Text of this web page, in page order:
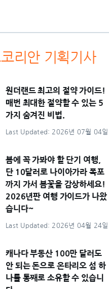
리안 기획기사
원더랜드 최고의 절약 가이드!
매번 최대한 절약할 수 있는 5
가지 숨겨진 비법.
Last Updated: 2026년 07월 04일
봄에 꼭 가봐야 할 단기 여행,
단 10달러로 나이아가라 폭포
까지 가서 봄꽃을 감상하세요!
2026년판 여행 가이드가 나왔
습니다~
Last Updated: 2026년 04월 24일
캐나다 부동산 100만 달러도
안 되는 돈으로 온타리오 섬 하
나를 통째로 소유할 수 있습니